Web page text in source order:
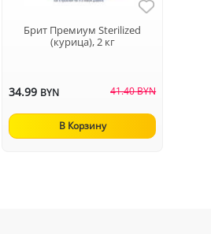
Брит Премиум Sterilized
(курица), 2 кг
34.99 BYN 41.40 BYN
В Корзину